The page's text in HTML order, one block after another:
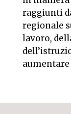
raggiunti
regionale
lavoro,